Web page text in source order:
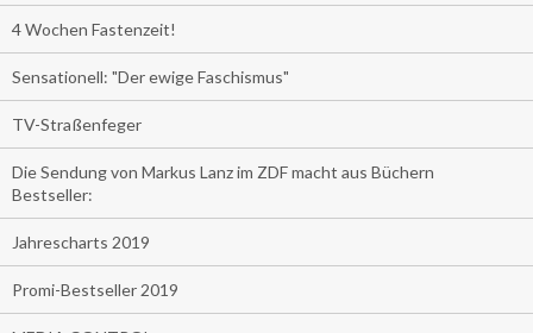
4 Wochen Fastenzeit!
Sensationell: "Der ewige Faschismus"
TV-Straßenfeger
Die Sendung von Markus Lanz im ZDF macht aus Büchern
Bestseller:
Jahrescharts 2019
Promi-Bestseller 2019